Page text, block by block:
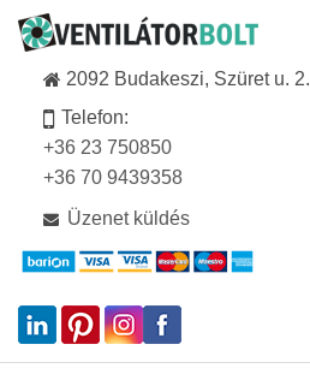
2092 Budakeszi, Szüret u. 2.
Telefon:
+36 23 750850
+36 70 9439358
Üzenet küldés